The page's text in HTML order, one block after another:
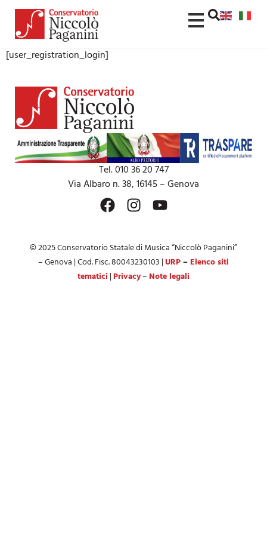
contenuto
[user_registration_login]
Tel. 010 36 20 747
Via Albaro n. 38, 16145 – Genova
© 2025 Conservatorio Statale di Musica “Niccolò Paganini”
– Genova | Cod. Fisc. 80043230103 |URP– Elenco siti
tematici | Privacy– Note legali